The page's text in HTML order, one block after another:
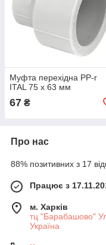
Муфта перехідна PP-r
ITAL 75 x 63 мм
67 ₴
Про нас
88% позитивних з 17
Працює з
м. Харків
тц "Барабашово"
Україна